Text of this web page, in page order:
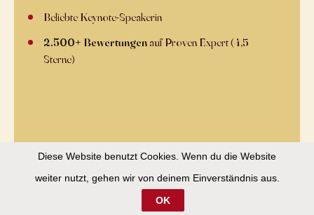
Beliebte Keynote-Speakerin
2.500+ Bewertungen auf Proven Expert (4,5+
Sterne)
Jetzt zu dir: Wie steht's mit deiner
Umsetzungs-Geschwindigkeit?
Diese Website benutzt Cookies. Wenn du die Website
weiter nutzt, gehen wir von deinem Einverständnis aus.
OK